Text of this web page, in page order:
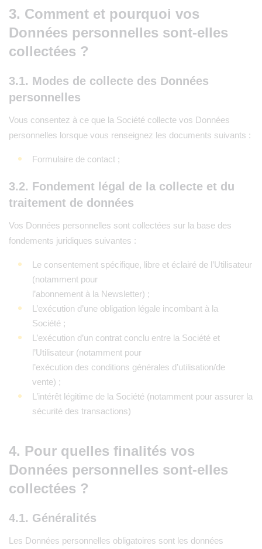
3. Comment et pourquoi vos
Données personnelles sont-elles
collectées ?
3.1. Modes de collecte des Données
personnelles
Vous consentez à ce que la Société collecte vos Données
personnelles lorsque vous renseignez les documents suivants :
Formulaire de contact ;
3.2. Fondement légal de la collecte et du
traitement de données
Vos Données personnelles sont collectées sur la base des
fondements juridiques suivantes :
Le consentement spécifique, libre et éclairé de l’Utilisateur
(notamment pour
l’abonnement à la Newsletter) ;
L’exécution d’une obligation légale incombant à la
Société ;
L’exécution d’un contrat conclu entre la Société et
l’Utilisateur (notamment pour
l’exécution des conditions générales d’utilisation/de
vente) ;
L’intérêt légitime de la Société (notamment pour assurer la
sécurité des transactions)
4. Pour quelles finalités vos
Données personnelles sont-elles
collectées ?
4.1. Généralités
Les Données personnelles obligatoires sont les données